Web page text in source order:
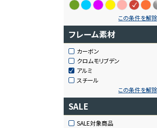
この条件を解
フレーム素材
カーボン
クロムモリブデン
アルミ
スチール
この条件を解
SALE
SALE対象商品